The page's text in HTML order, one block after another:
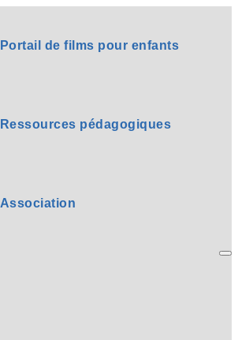
Portail de films pour enfants
Ressources pédagogiques
Association